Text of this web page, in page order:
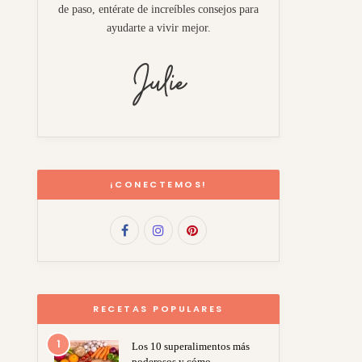
de paso, entérate de increíbles consejos para
ayudarte a vivir mejor.
¡CONECTEMOS!
RECETAS POPULARES
1
Los 10 superalimentos más